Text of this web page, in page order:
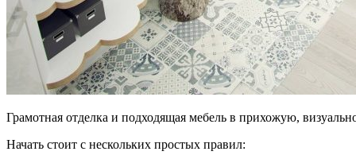
Грамотная отделка и подходящая мебель в прихожую,
Начать стоит с нескольких простых правил: